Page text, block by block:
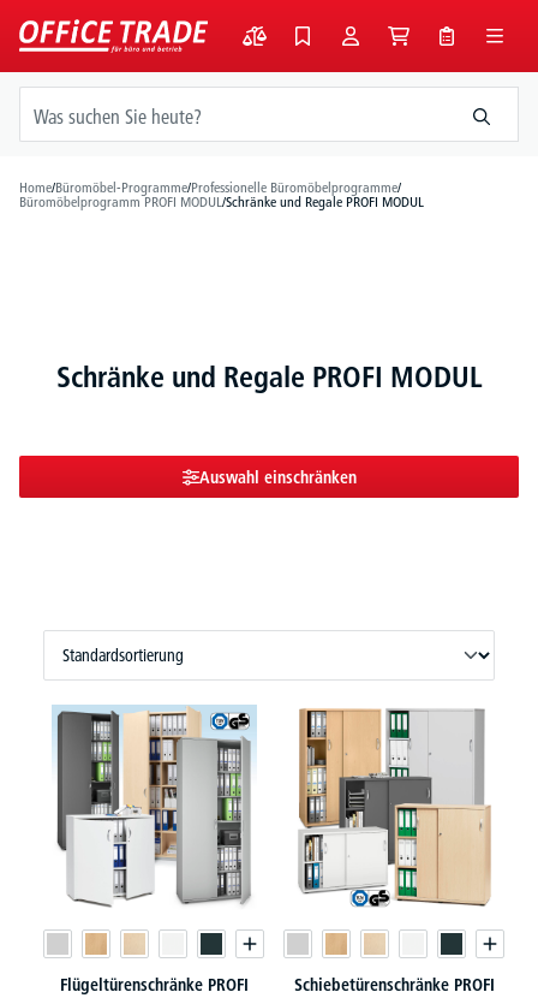
springen
Home/Büromöbel-Programme/Professionelle Büromöbelprogramme/
Büromöbelprogramm PROFI MODUL/Schränke und Regale PROFI MODUL
Schränke und Regale PROFI MODUL
Auswahl einschränken
Flügeltürenschränke PROFI
Schiebetürenschränke PROFI